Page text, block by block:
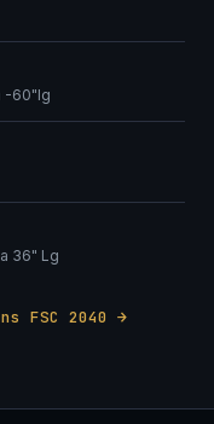
-60"lg
36" Lg
FSC 2040 →